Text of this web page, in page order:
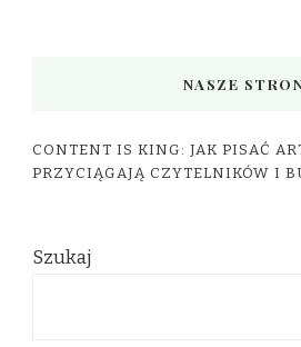
NASZE
CONTENT IS KING: JAK PISAĆ
PRZYCIĄGAJĄ CZYTELNIKÓW I
Szukaj